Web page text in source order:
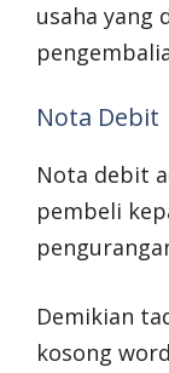
usaha yang
Nota Debit
Nota debit
pembeli
Demikian
kosong